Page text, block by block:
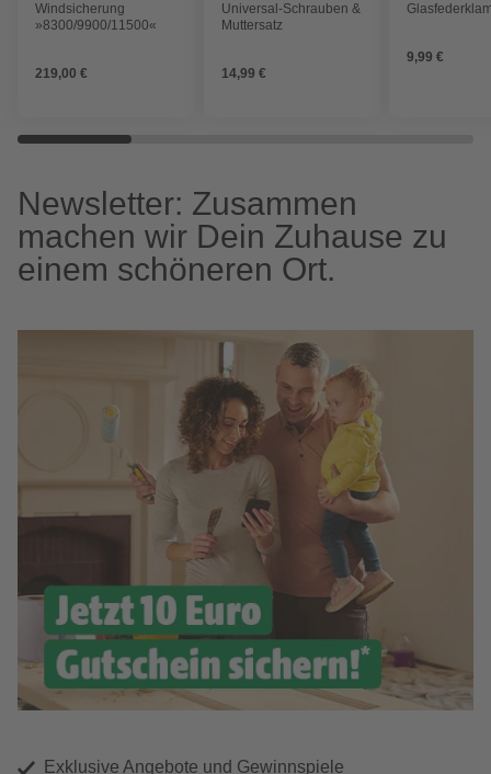
Windsicherung
»8300/9900/11500«
219,00 €
Universal-Schrauben &
Muttersatz
14,99 €
9,99 €
Newsletter: Zusammen
machen wir Dein Zuhause zu
einem schöneren Ort.
Exklusive Angebote und Gewinnspiele